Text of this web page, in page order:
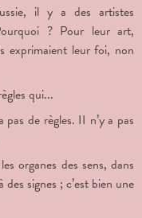
il y a des artistes
? Pour leur art,
exprimaient leur foi, non
qui...
de règles. II n’y a pas
organes des sens, dans
signes ; c’est bien une